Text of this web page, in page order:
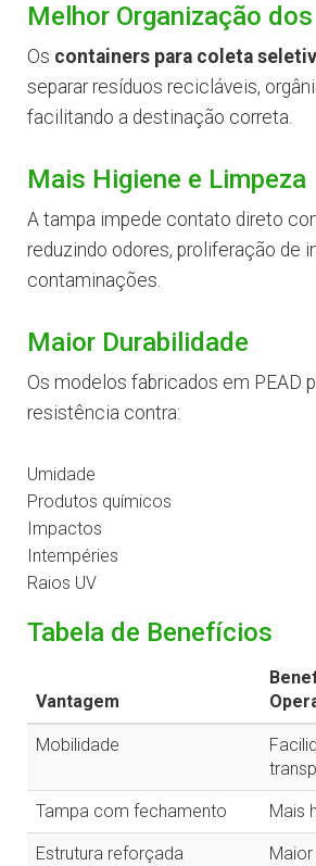
Melhor Organização
Os containers para coleta
separar resíduos recicláveis,
facilitando a destinação correta.
Mais Higiene e Limpeza
A tampa impede contato direto
reduzindo odores, proliferação de
contaminações.
Maior Durabilidade
Os modelos fabricados em PEAD
resistência contra:
Umidade
Produtos químicos
Impactos
Intempéries
Raios UV
Tabela de Benefícios
Vantagem
Mobilidade
Tampa com fechamento Mais
Estrutura reforçada